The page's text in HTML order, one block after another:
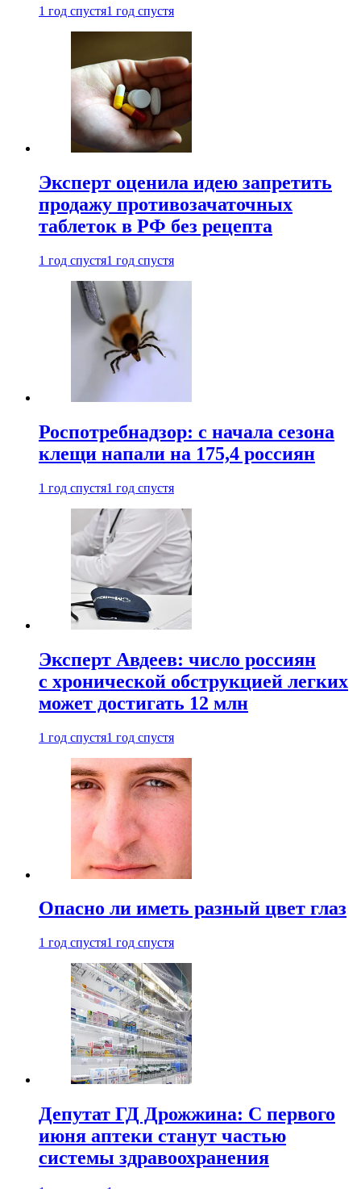
1 год спустя1 год спустя
Эксперт оценила идею запретить
продажу противозачаточных
таблеток в РФ без рецепта
1 год спустя1 год спустя
Роспотребнадзор: с начала сезона
клещи напали на 175,4 россиян
1 год спустя1 год спустя
Эксперт Авдеев: число россиян
с хронической обструкцией легких
может достигать 12 млн
1 год спустя1 год спустя
Опасно ли иметь разный цвет глаз
1 год спустя1 год спустя
Депутат ГД Дрожжина: С первого
июня аптеки станут частью
системы здравоохранения